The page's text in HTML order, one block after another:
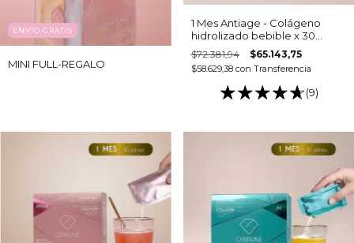
ENVÍO GRATIS
MINI FULL-REGALO
1 Mes Antiage - Colágeno
hidrolizado bebible x 30
sobres
$72.381,94 $65.143,75
$58.629,38 con Transferencia
(9)